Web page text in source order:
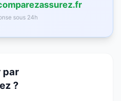
sous 24h
par
?